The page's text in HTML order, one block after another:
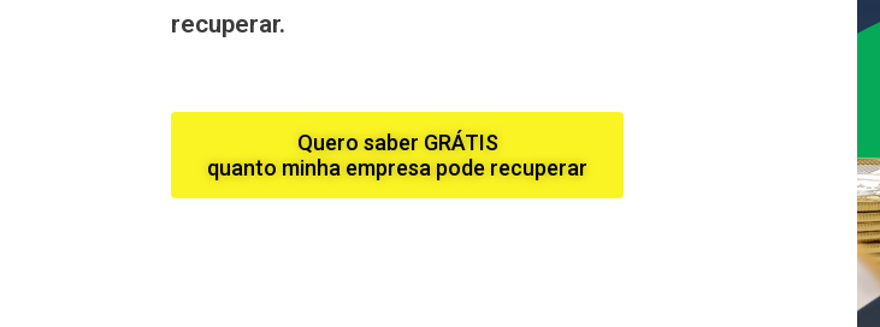
recuperar.
Quero saber GRÁTIS
quanto minha empresa pode recuperar